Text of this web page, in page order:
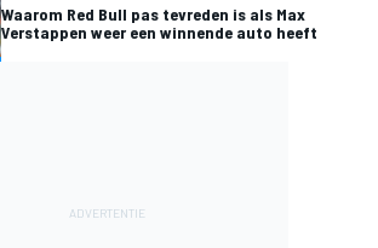
Waarom Red Bull pas tevreden is als Max
Verstappen weer een winnende auto heeft